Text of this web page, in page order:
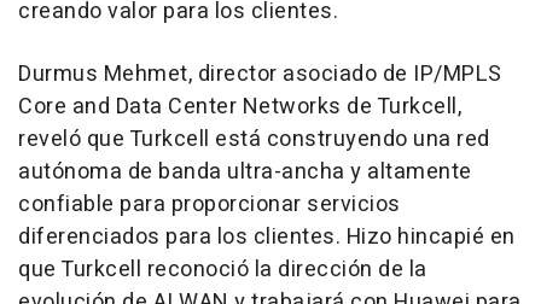
creando valor para los clientes.
Durmus Mehmet, director asociado de IP/MPLS
Core and Data Center Networks de Turkcell,
reveló que Turkcell está construyendo una red
autónoma de banda ultra-ancha y altamente
confiable para proporcionar servicios
diferenciados para los clientes. Hizo hincapié en
que Turkcell reconoció la dirección de la